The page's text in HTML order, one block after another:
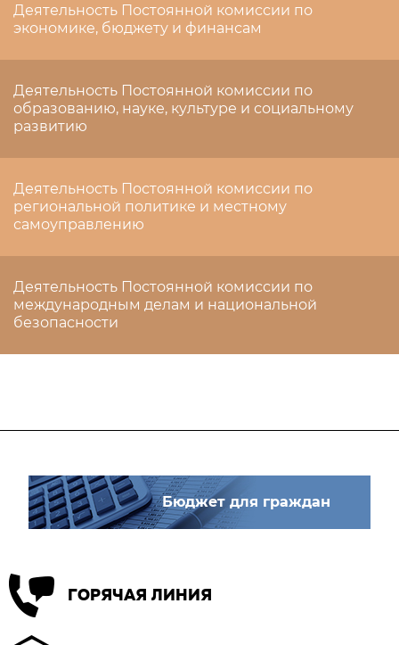
Деятельность Постоянной комиссии по
экономике, бюджету и финансам
Деятельность Постоянной комиссии по
образованию, науке, культуре и социальному
развитию
Деятельность Постоянной комиссии по
региональной политике и местному
самоуправлению
Деятельность Постоянной комиссии по
международным делам и национальной
безопасности
Бюджет для граждан
ГОРЯЧАЯ ЛИНИЯ